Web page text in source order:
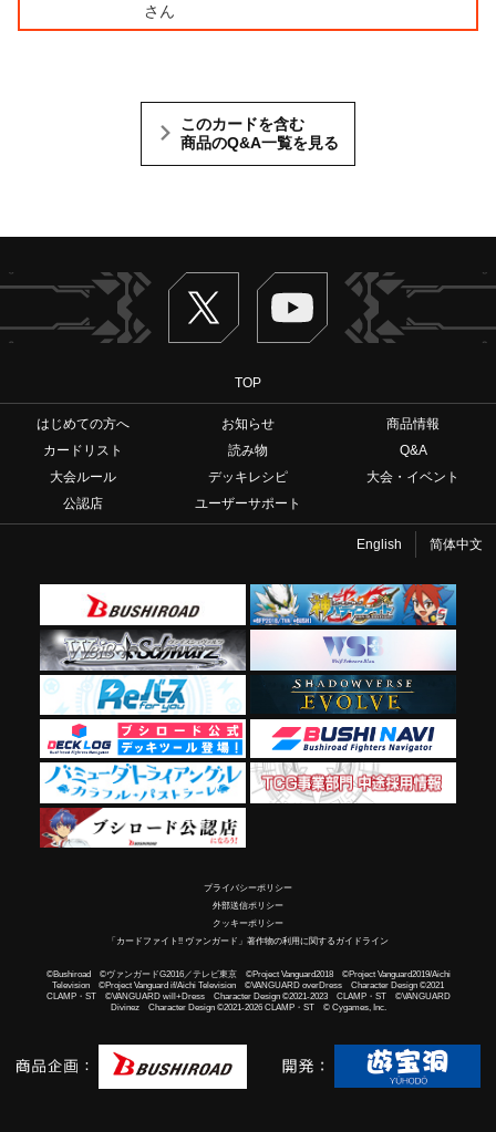
さん
このカードを含む
商品のQ&A一覧を見る
Twitter ヴァンガードch
TOP
はじめての方へ お知らせ
商品情報
カードリスト
読み物
Q&A
大会ルール
デッキレシピ
大会・イベント
公認店
ユーザーサポート
English 简体中文
プライバシーポリシー
外部送信ポリシー
クッキーポリシー
「カードファイト!! ヴァンガード」著作物の利用に関するガイドライン
©Bushiroad ©ヴァンガードG2016／テレビ東京 ©Project Vanguard2018 ©Project Vanguard2019/Aichi
Television ©Project Vanguard if/Aichi Television ©VANGUARD overDress Character Design ©2021
CLAMP・ST ©VANGUARD will+Dress Character Design ©2021-2023 CLAMP・ST ©VANGUARD
Divinez Character Design ©2021-2026 CLAMP・ST © Cygames, Inc.